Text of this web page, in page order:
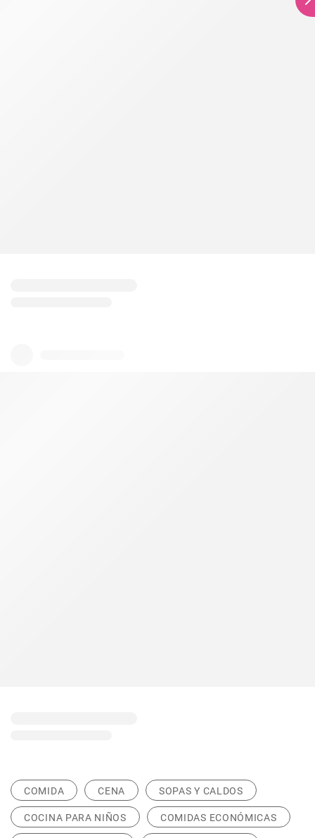
COMIDA CENA SOPAS Y CALDOS
COCINA PARA NIÑOS COMIDAS ECONÓMICAS